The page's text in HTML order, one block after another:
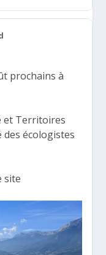
prochains à
et Territoires
des écologistes
site